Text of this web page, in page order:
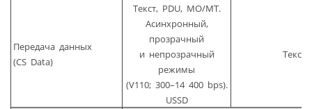
Передача данных
(CS Data)
Текст, PDU, MO/MT.
Асинхронный,
прозрачный
и непрозрачный
режимы
(V110; 300–14 400 bps).
USSD